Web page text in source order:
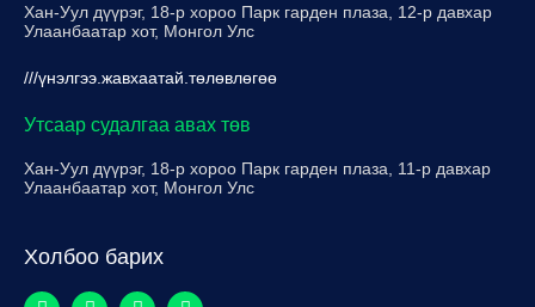
Хан-Уул дүүрэг, 18-р хороо Парк гарден плаза, 12-р давхар
Улаанбаатар хот, Монгол Улс
///үнэлгээ.жавхаатай.төлөвлөгөө
Утсаар судалгаа авах төв
Хан-Уул дүүрэг, 18-р хороо Парк гарден плаза, 11-р давхар
Улаанбаатар хот, Монгол Улс
Холбоо барих